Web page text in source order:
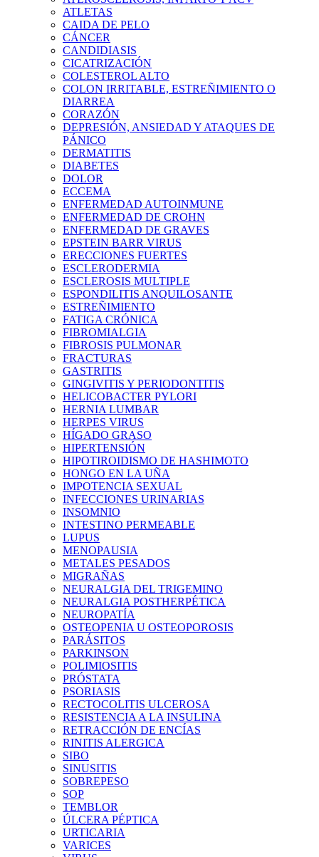
ATLETAS
CAIDA DE PELO
CÁNCER
CANDIDIASIS
CICATRIZACIÓN
COLESTEROL ALTO
COLON IRRITABLE, ESTREÑIMIENTO O
DIARREA
CORAZÓN
DEPRESIÓN, ANSIEDAD Y ATAQUES DE
PÁNICO
DERMATITIS
DIABETES
DOLOR
ECCEMA
ENFERMEDAD AUTOINMUNE
ENFERMEDAD DE CROHN
ENFERMEDAD DE GRAVES
EPSTEIN BARR VIRUS
ERECCIONES FUERTES
ESCLERODERMIA
ESCLEROSIS MULTIPLE
ESPONDILITIS ANQUILOSANTE
ESTREÑIMIENTO
FATIGA CRÓNICA
FIBROMIALGIA
FIBROSIS PULMONAR
FRACTURAS
GASTRITIS
GINGIVITIS Y PERIODONTITIS
HELICOBACTER PYLORI
HERNIA LUMBAR
HERPES VIRUS
HÍGADO GRASO
HIPERTENSIÓN
HIPOTIROIDISMO DE HASHIMOTO
HONGO EN LA UÑA
IMPOTENCIA SEXUAL
INFECCIONES URINARIAS
INSOMNIO
INTESTINO PERMEABLE
LUPUS
MENOPAUSIA
METALES PESADOS
MIGRAÑAS
NEURALGIA DEL TRIGEMINO
NEURALGIA POSTHERPÉTICA
NEUROPATÍA
OSTEOPENIA U OSTEOPOROSIS
PARÁSITOS
PARKINSON
POLIMIOSITIS
PRÓSTATA
PSORIASIS
RECTOCOLITIS ULCEROSA
RESISTENCIA A LA INSULINA
RETRACCIÓN DE ENCÍAS
RINITIS ALERGICA
SIBO
SINUSITIS
SOBREPESO
SOP
TEMBLOR
ÚLCERA PÉPTICA
URTICARIA
VARICES